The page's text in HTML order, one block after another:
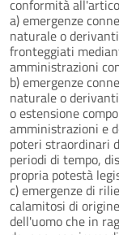
conformità
a) emergenze
naturale o
fronteggiati
amministrazioni
b) emergenze
naturale o
o estensione
amministrazioni e
poteri straordinari
periodi di tempo,
propria potestà
c) emergenze di
calamitosi di
dell'uomo che in